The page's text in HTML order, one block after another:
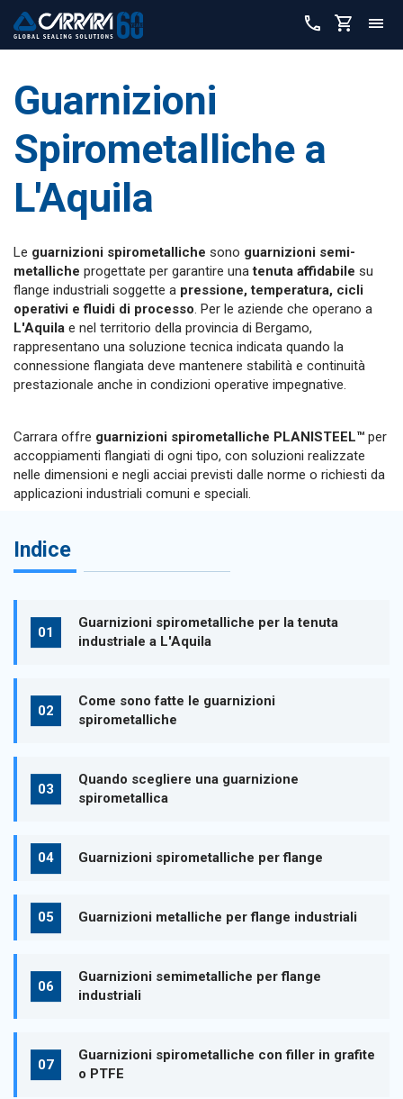
Guarnizioni
Spirometalliche a
L'Aquila
Le guarnizioni spirometalliche sono guarnizioni semi-
metalliche progettate per garantire unatenuta affidabile su
flange industriali soggette a pressione, temperatura, cicli
operativi e fluidi di processo . Per le aziende che operano a
L'Aquila e nel territorio della provincia di Bergamo,
rappresentano una soluzione tecnica indicata quando la
connessione flangiata deve mantenere stabilità e continuità
prestazionale anche in condizioni operative impegnative.
Carrara offre guarnizioni spirometalliche PLANISTEEL™ per
accoppiamenti flangiati di ogni tipo, con soluzioni realizzate
nelle dimensioni e negli acciai previsti dalle norme o richiesti da
applicazioni industriali comuni e speciali.
Indice
Guarnizioni spirometalliche per la tenuta
industriale a L'Aquila
Come sono fatte le guarnizioni
spirometalliche
Quando scegliere una guarnizione
spirometallica
Guarnizioni spirometalliche per flange
Guarnizioni metalliche per flange industriali
Guarnizioni semimetalliche per flange
industriali
Guarnizioni spirometalliche con filler in grafite
o PTFE